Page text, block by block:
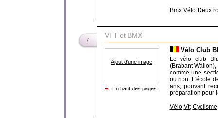
Bmx Vélo Deux
7
VTT et BMX
Ajout d'une image
En haut des pages
Vélo Club
Le vélo club
(Brabant
comme une
ou non. L'école
ans, pouvant
préparation pour
Vélo Vtt Cyclisme